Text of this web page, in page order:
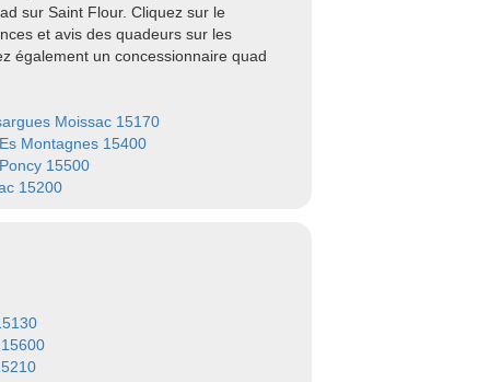
sur Saint Flour. Cliquez sur le
et avis des quadeurs sur les
également un concessionnaire quad
Moissac 15170
Montagnes 15400
15500
15200